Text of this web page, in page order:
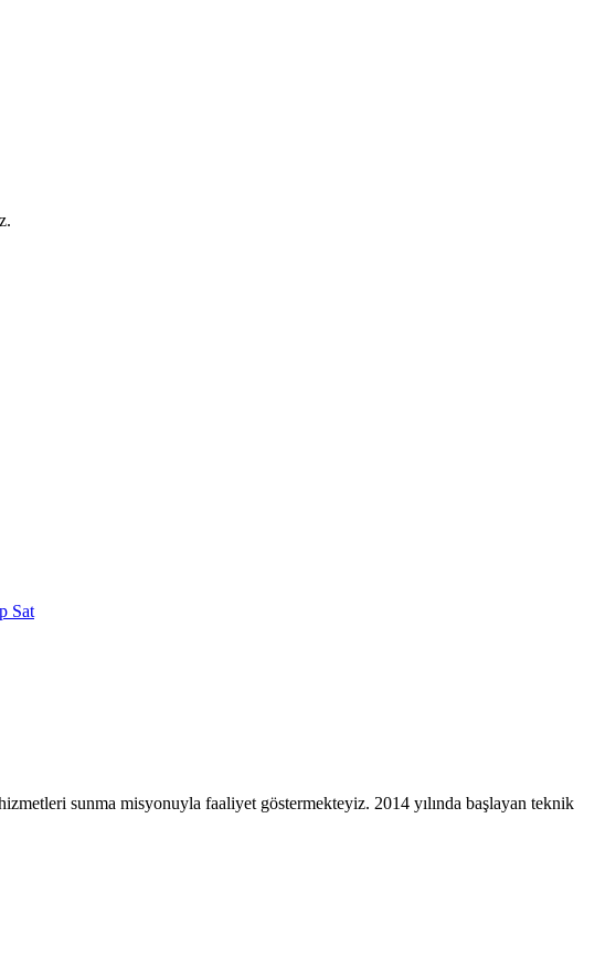
Sat
sunma misyonuyla faaliyet göstermekteyiz. 2014 yılında başlayan teknik